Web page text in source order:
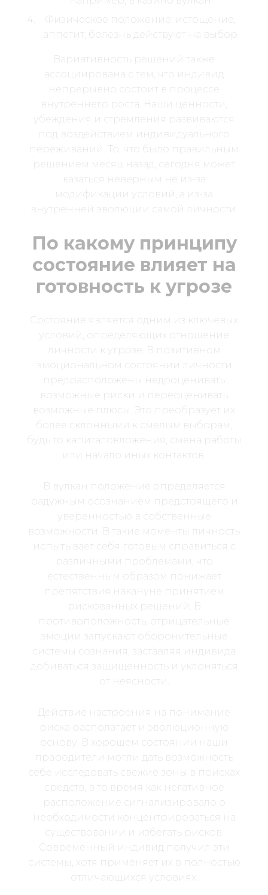
Физическое положение: истощение,
аппетит, болезнь действуют на выбор
Вариативность решений также
ассоциирована с тем, что индивид
непрерывно состоит в процессе
внутреннего роста. Наши ценности,
убеждения и стремления развиваются
под воздействием индивидуального
переживаний. То, что было правильным
решением месяц назад, сегодня может
казаться неверным не из-за
модификации условий, а из-за
внутренней эволюции самой личности.
По какому принципу
состояние влияет на
готовность к угрозе
Состояние является одним из ключевых
условий, определяющих отношение
личности к угрозе. В позитивном
эмоциональном состоянии личности
предрасположены недооценивать
возможные риски и переоценивать
возможные плюсы. Это преобразует их
более склонными к смелым выборам,
будь то капиталовложения, смена работы
или начало иных контактов.
В вулкан положение определяется
радужным осознанием предстоящего и
уверенностью в собственные
возможности. В такие моменты личность
испытывает себя готовым справиться с
различными проблемами, что
естественным образом понижает
препятствия накануне принятием
рискованных решений. В
противоположность, отрицательные
эмоции запускают оборонительные
системы сознания, заставляя индивида
добиваться защищенность и уклоняться
от неясности.
Действие настроения на понимание
риска располагает и эволюционную
основу. В хорошем состоянии наши
прародители могли дать возможность
себе исследовать свежие зоны в поисках
средств, в то время как негативное
расположение сигнализировало о
необходимости концентрироваться на
существовании и избегать рисков.
Современный индивид получил эти
системы, хотя применяет их в полностью
отличающихся условиях.